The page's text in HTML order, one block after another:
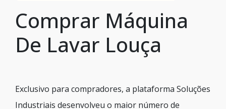
Comprar Máquina
De Lavar Louça
Exclusivo para compradores, a plataforma Soluções
Industriais desenvolveu o maior número de